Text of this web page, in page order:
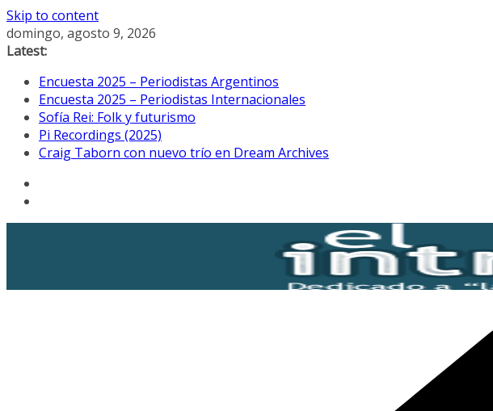
Skip to content
domingo, agosto 9, 2026
Latest:
Encuesta 2025 – Periodistas Argentinos
Encuesta 2025 – Periodistas Internacionales
Sofía Rei: Folk y futurismo
Pi Recordings (2025)
Craig Taborn con nuevo trío en Dream Archives